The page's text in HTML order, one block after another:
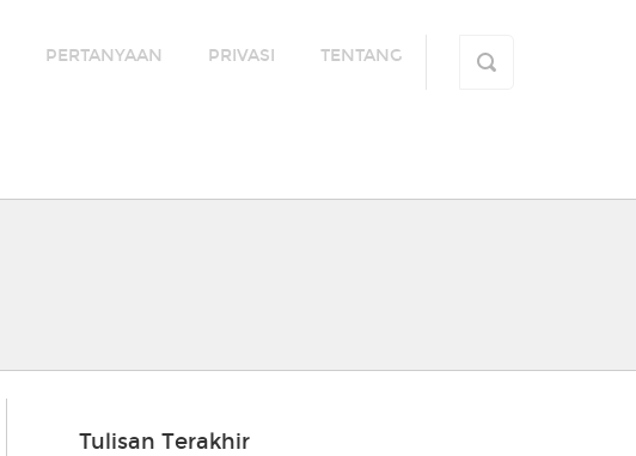
PERTANYAAN PRIVASI TENTANG
Tulisan Terakhir